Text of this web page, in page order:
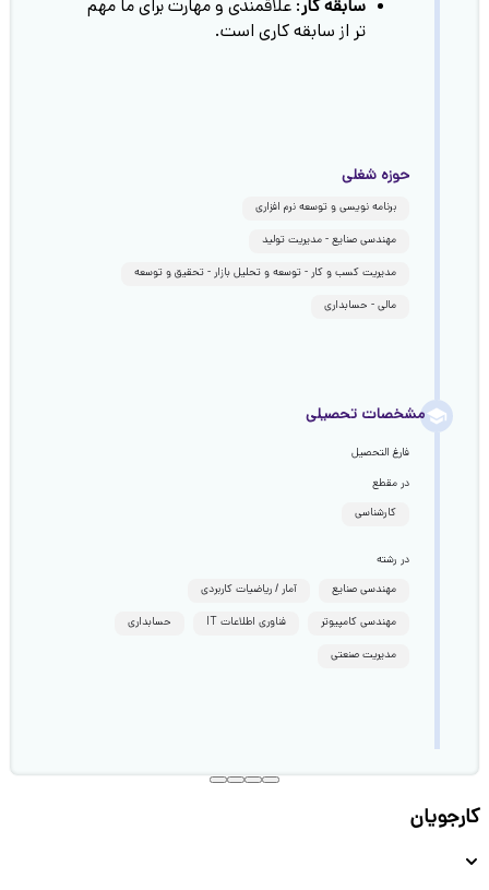
سابقه کار: علاقمندی و مهارت برای ما مهم
تر از سابقه کاری است.
حوزه شغلی
برنامه نویسی و توسعه نرم افزاری
مهندسی صنایع - مدیریت تولید
مدیریت کسب و کار - توسعه و تحلیل بازار - تحقیق و توسعه
مالی - حسابداری
مشخصات تحصیلی
فارغ التحصیل
در مقطع
کارشناسی
در رشته
مهندسی صنایع
آمار / ریاضیات کاربردی
مهندسی کامپیوتر
فناوری اطلاعات IT
حسابداری
مدیریت صنعتی
کارجویان